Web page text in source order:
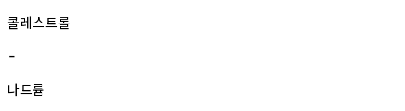
콜레스트롤
-
나트륨